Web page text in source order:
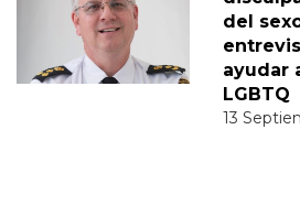
del
ayudar
LGBTQ
13